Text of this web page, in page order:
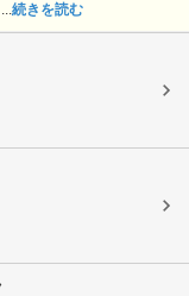
続きを読む